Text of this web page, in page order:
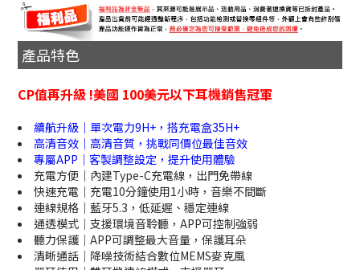
產品特色
CP值再升級 !美國 100美元以下耳機銷售冠軍
續航升級｜單次電力9H+，搭充電盒35H+
高清音效｜高清音質，挑戰同價位最佳音效
專屬APP｜客製調整設定，提升使用體驗
充電方便｜內建Type-C充電線，出門免帶線
快速充電｜充電10分鐘使用1小時，音樂不間斷
連線規格｜藍牙5.3，低延遲、穩定連線
通透模式｜支援環境音聆聽，APP可控制強弱
聽力保護｜APP可調整最大音量，保護耳朵
清晰通話｜降噪技術結合數位MEMS麥克風